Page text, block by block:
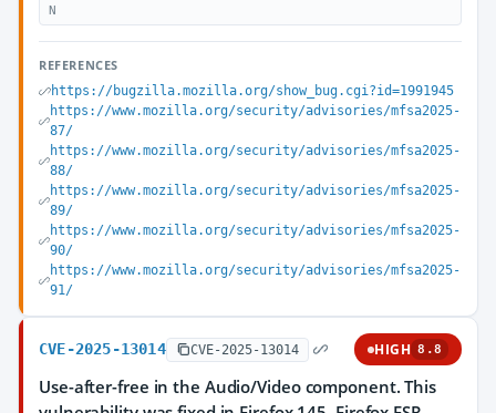
N
REFERENCES
https://bugzilla.mozilla.org/show_bug.cgi?id=1991945
https://www.mozilla.org/security/advisories/mfsa2025-
87/
https://www.mozilla.org/security/advisories/mfsa2025-
88/
https://www.mozilla.org/security/advisories/mfsa2025-
89/
https://www.mozilla.org/security/advisories/mfsa2025-
90/
https://www.mozilla.org/security/advisories/mfsa2025-
91/
CVE-2025-13014 CVE-2025-13014 HIGH 8.8
Use-after-free in the Audio/Video component. This